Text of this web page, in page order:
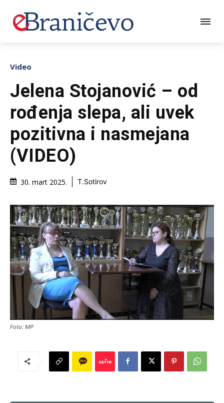
Video
Jelena Stojanović – od
rođenja slepa, ali uvek
pozitivna i nasmejana
(VIDEO)
30. mart 2025. T.Sotirov
Foto: MP